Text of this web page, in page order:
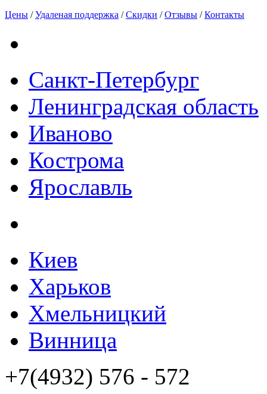
Цены /Удаленая поддержка /Скидки /Отзывы /Контакты
Санкт-Петербург
Ленинградская область
Иваново
Кострома
Ярославль
Киев
Харьков
Хмельницкий
Винница
+7(4932) 576 - 572